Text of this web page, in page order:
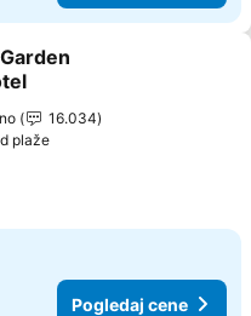
u favorite
16.034
plaže
Pogledaj cene